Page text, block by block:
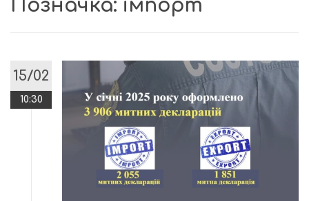
Позначка: імпорт
15/02
10:30